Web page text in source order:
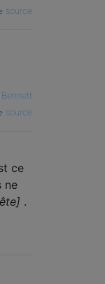
source
source
ce
ne
.